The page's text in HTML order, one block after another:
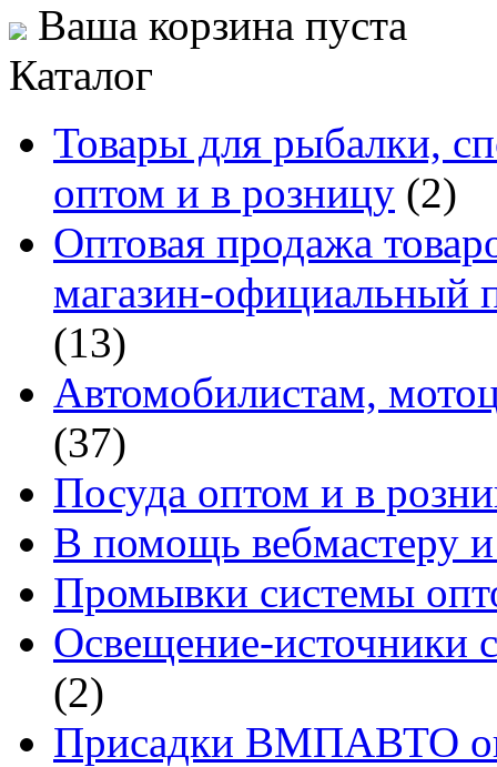
Ваша корзина пуста
Каталог
Товары для рыбалки,
оптом и в розницу (2)
Оптовая продажа
магазин-официальный
(13)
Автомобилистам,
(37)
Посуда оптом и в
В помощь вебмастеру и
Промывки системы
Освещение-источники
(2)
Присадки ВМПАВТО